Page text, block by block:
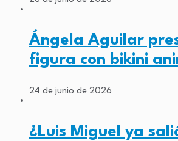
Ángela Aguilar
figura con bikini
24 de junio de 2026
¿Luis Miguel ya